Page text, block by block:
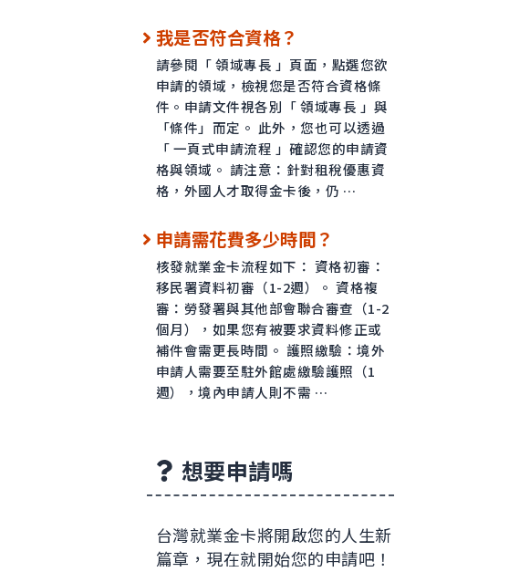
我是否符合資格？
請參閱「 領域專長 」頁面，點選您欲
申請的領域，檢視您是否符合資格條
件。申請文件視各別「 領域專長 」與
「條件」而定。 此外，您也可以透過
「 一頁式申請流程 」確認您的申請資
格與領域。 請注意：針對租稅優惠資
格，外國人才取得金卡後，仍 …
申請需花費多少時間？
核發就業金卡流程如下： 資格初審：
移民署資料初審（1-2週）。 資格複
審：勞發署與其他部會聯合審查（1-2
個月），如果您有被要求資料修正或
補件會需更長時間。 護照繳驗：境外
申請人需要至駐外館處繳驗護照（1
週），境內申請人則不需 …
想要申請嗎
台灣就業金卡將開啟您的人生新
篇章，現在就開始您的申請吧！